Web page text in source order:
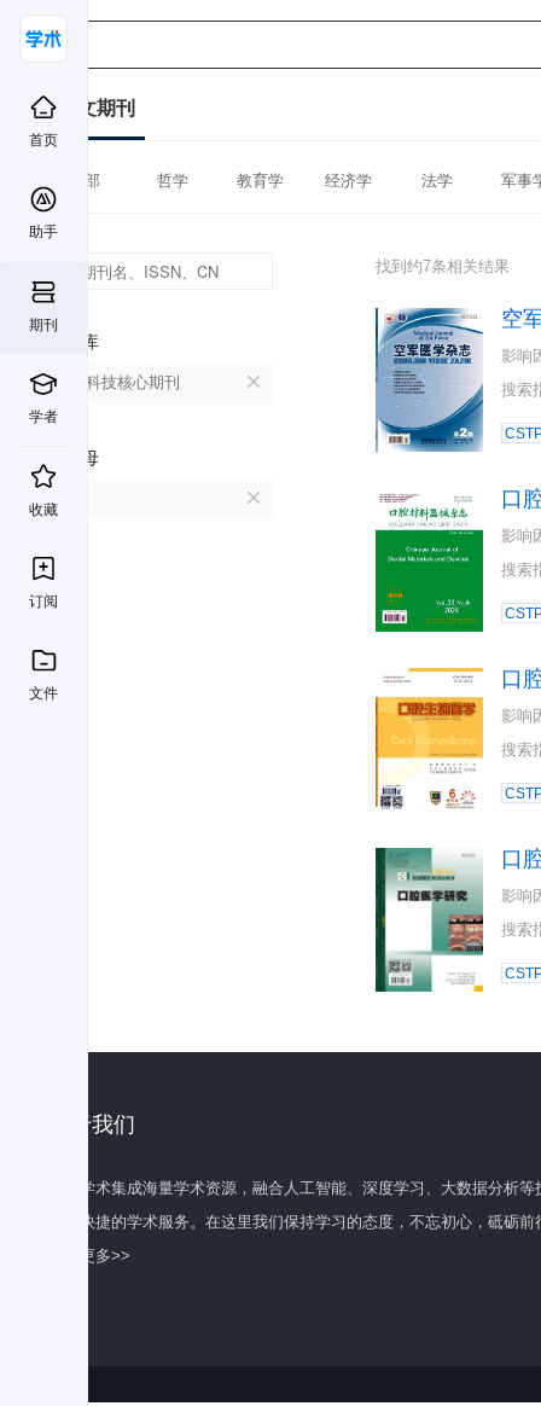
首页
助手
期刊
学者
收藏
订阅
文件
中文期刊
全部 哲学 教育学 经济学 法学 军事
数据库
中国科技核心期刊
首字母
找到约7条相关结果
空
影响
搜索
口
影响
搜索
口
影响
搜索
口
影响
搜索
关于我们
百度学术集成海量学术资源，融合人工智能、深度学习、大数据分析
全面快捷的学术服务。在这里我们保持学习的态度，不忘初心，砥砺前
了解更多>>